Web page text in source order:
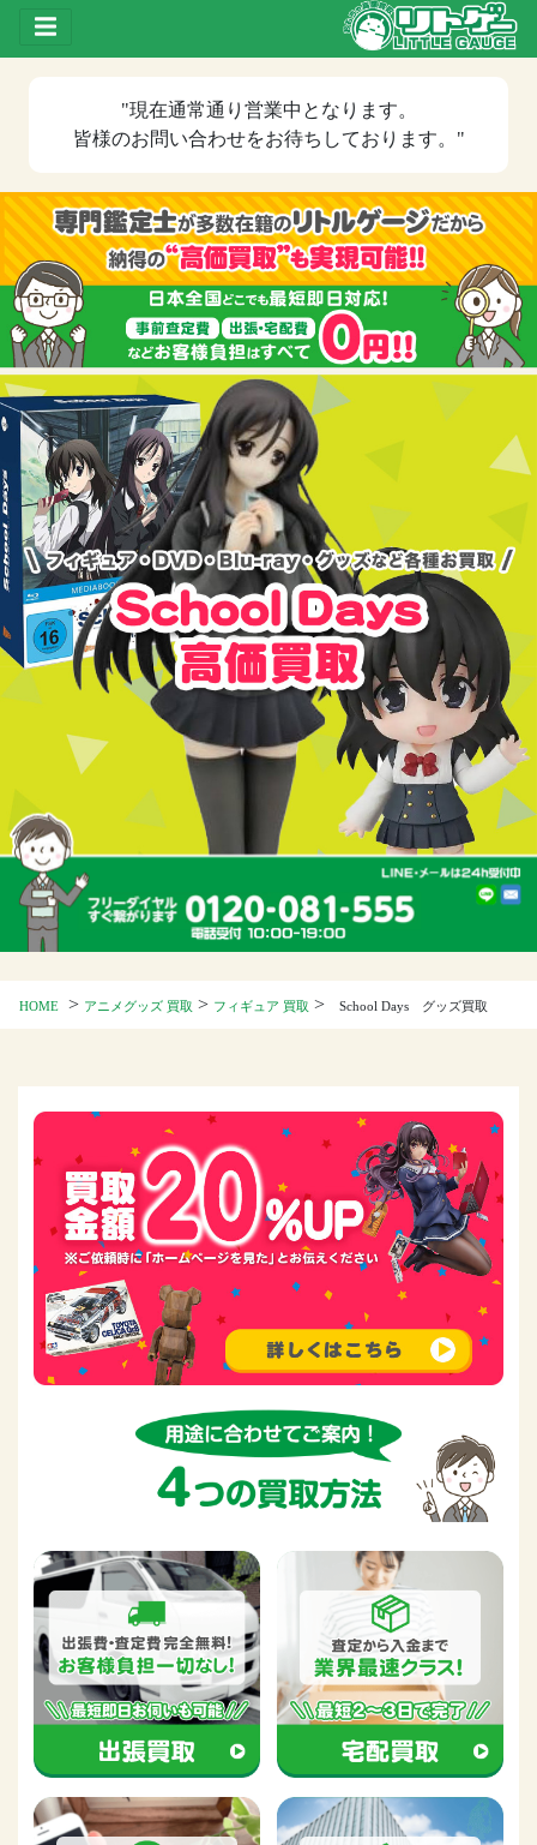
Toggle drawer
"現在通常通り営業中 となります。
皆様のお問い合わせをお待ちしております。"
HOME > アニメグッズ 買取 > フィギュア 買取 > School Days グッズ買取